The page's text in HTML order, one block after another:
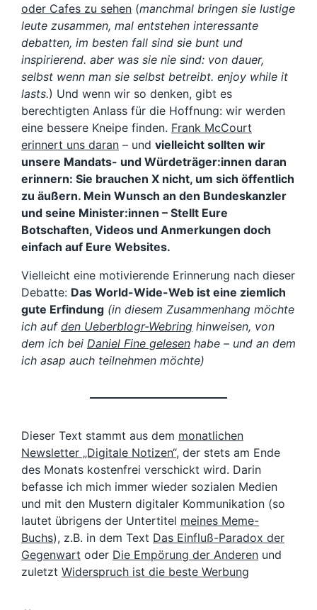
oder Cafes zu sehen (manchmal bringen sie lustige
leute zusammen, mal entstehen interessante
debatten, im besten fall sind sie bunt und
inspirierend. aber was sie nie sind: von dauer,
selbst wenn man sie selbst betreibt. enjoy while it
lasts.) Und wenn wir so denken, gibt es
berechtigten Anlass für die Hoffnung: wir werden
eine bessere Kneipe finden. Frank McCourt
erinnert uns daran – und vielleicht sollten wir
unsere Mandats- und Würdeträger:innen daran
erinnern: Sie brauchen X nicht, um sich öffentlich
zu äußern. Mein Wunsch an den Bundeskanzler
und seine Minister:innen – Stellt Eure
Botschaften, Videos und Anmerkungen doch
einfach auf Eure Websites.
Vielleicht eine motivierende Erinnerung nach dieser
Debatte: Das World-Wide-Web ist eine ziemlich
gute Erfindung (in diesem Zusammenhang möchte
ich auf den Ueberblogr-Webring hinweisen, von
dem ich bei Daniel Fine gelesen habe – und an dem
ich asap auch teilnehmen möchte)
Dieser Text stammt aus dem monatlichen
Newsletter „Digitale Notizen“, der stets am Ende
des Monats kostenfrei verschickt wird. Darin
befasse ich mich immer wieder sozialen Medien
und mit den Mustern digitaler Kommunikation (so
lautet übrigens der Untertitel meines Meme-
Buchs), z.B. in dem Text Das Einfluß-Paradox der
Gegenwart oder Die Empörung der Anderen und
zuletzt Widerspruch ist die beste Werbung